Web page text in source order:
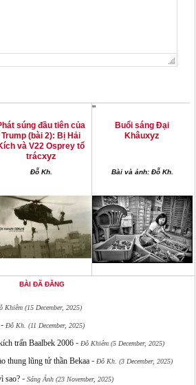
súng đầu tiên của
Trump (bài 2): Bị Hải
và V22 Osprey tổ
trácxyz
Đỗ Kh.
"
Buổi sáng Đại
Khâuxyz
Bài và ảnh: Đỗ Kh.
BÀI ĐÃ ĐĂNG
Khiêm (15 December, 2025)
Đỗ Kh. (11 December, 2025)
trấn Baalbek 2006- Đỗ Khiêm (5 December, 2025)
thung lũng tử thần Bekaa- Đỗ Kh. (3 December, 2025)
sao?- Sáng Ánh (23 November, 2025)